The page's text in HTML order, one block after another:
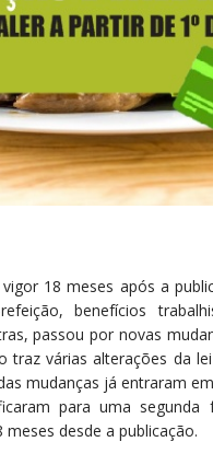
18 meses após a
benefícios
passou por novas
traz várias alterações da
mudanças já entraram
para uma segunda
desde a publicação.